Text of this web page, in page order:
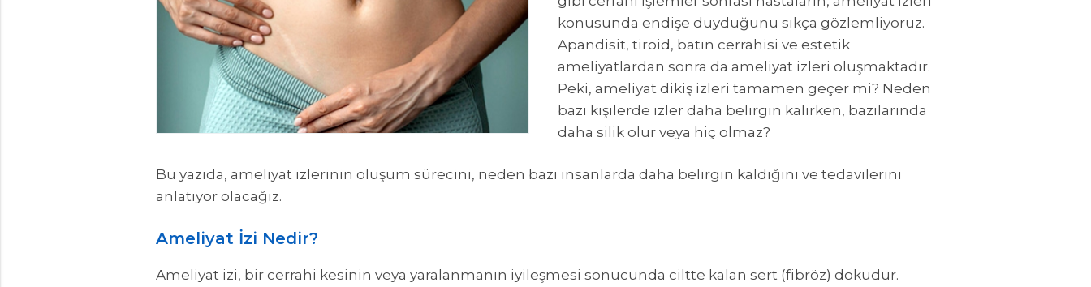
konusunda endişe duyduğunu sıkça gözlemliyoruz.
Apandisit, tiroid, batın cerrahisi ve estetik
ameliyatlardan sonra da ameliyat izleri oluşmaktadır.
Peki, ameliyat dikiş izleri tamamen geçer mi? Neden
bazı kişilerde izler daha belirgin kalırken, bazılarında
daha silik olur veya hiç olmaz?
Bu yazıda, ameliyat izlerinin oluşum sürecini, neden bazı insanlarda daha belirgin kaldığını ve tedavilerini
anlatıyor olacağız.
Ameliyat İzi Nedir?
Ameliyat izi, bir cerrahi kesinin veya yaralanmanın iyileşmesi sonucunda ciltte kalan sert (fibröz) dokudur.